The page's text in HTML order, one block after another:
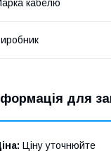
кабелю
для
Ціну уточнюйте